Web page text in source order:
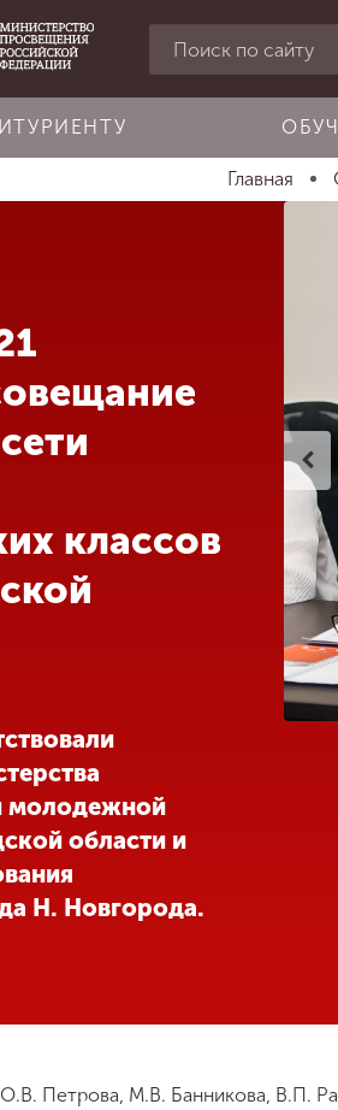
Главная
классов
молодежной
области и
Н. Новгорода.
Петрова, М.В. Банникова, В.П.